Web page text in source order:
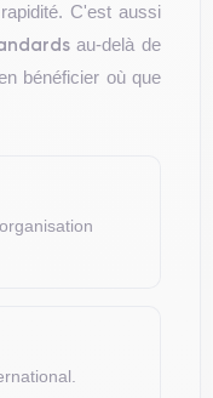
C'est aussi
au-delà de
bénéficier où que